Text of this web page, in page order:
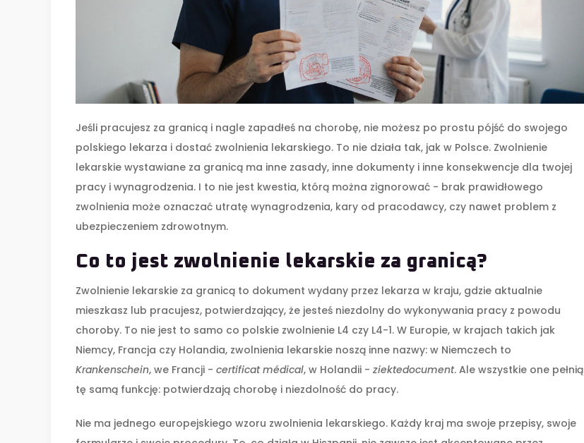
Jeśli pracujesz za granicą i nagle zapadłeś na chorobę, nie możesz po prostu pójść do swojego
polskiego lekarza i dostać zwolnienia lekarskiego. To nie działa tak, jak w Polsce. Zwolnienie
lekarskie wystawiane za granicą ma inne zasady, inne dokumenty i inne konsekwencje dla twojej
pracy i wynagrodzenia. I to nie jest kwestia, którą można zignorować - brak prawidłowego
zwolnienia może oznaczać utratę wynagrodzenia, kary od pracodawcy, czy nawet problem z
ubezpieczeniem zdrowotnym.
Co to jest zwolnienie lekarskie za granicą?
Zwolnienie lekarskie za granicą to dokument wydany przez lekarza w kraju, gdzie aktualnie
mieszkasz lub pracujesz, potwierdzający, że jesteś niezdolny do wykonywania pracy z powodu
choroby. To nie jest to samo co polskie zwolnienie L4 czy L4-1. W Europie, w krajach takich jak
Niemcy, Francja czy Holandia, zwolnienia lekarskie noszą inne nazwy: w Niemczech to
Krankenschein, we Francji - certificat médical, w Holandii - ziektedocument. Ale wszystkie one pełnią
tę samą funkcję: potwierdzają chorobę i niezdolność do pracy.
Nie ma jednego europejskiego wzoru zwolnienia lekarskiego. Każdy kraj ma swoje przepisy, swoje